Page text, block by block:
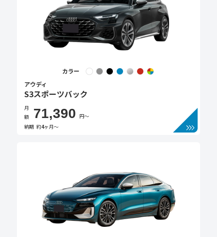
カラー
アウディ
S3スポーツバック
月
額
71,390 円〜
納期 約4ヶ月〜